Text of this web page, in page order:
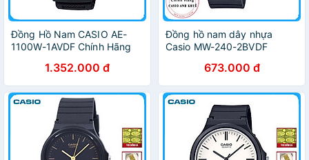
Đồng Hồ Nam CASIO AE-
1100W-1AVDF Chính Hãng
1.352.000 đ
Đồng hồ nam dây nhựa
Casio MW-240-2BVDF
673.000 đ